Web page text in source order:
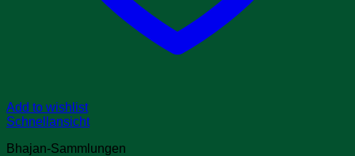
Add to wishlist
Schnellansicht
Bhajan-Sammlungen